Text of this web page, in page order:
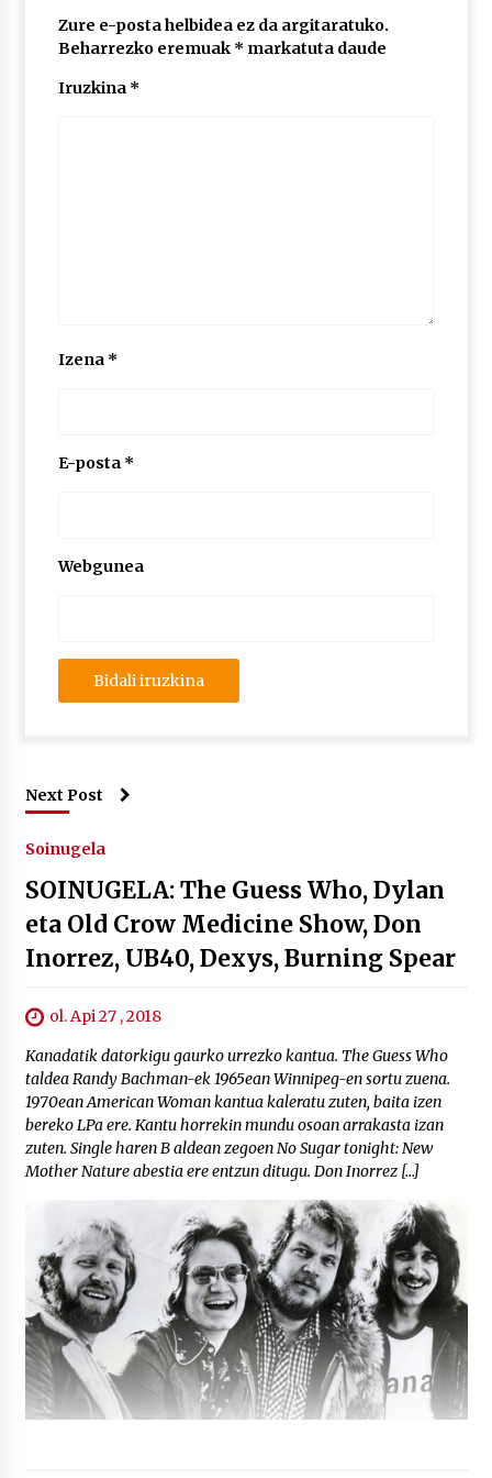
Zure e-posta helbidea ez da argitaratuko.
Beharrezko eremuak * markatuta daude
Iruzkina *
Izena *
E-posta *
Webgunea
Next Post
Soinugela
SOINUGELA: The Guess Who, Dylan
eta Old Crow Medicine Show, Don
Inorrez, UB40, Dexys, Burning Spear
ol. Api 27 , 2018
Kanadatik datorkigu gaurko urrezko kantua. The Guess Who
taldea Randy Bachman-ek 1965ean Winnipeg-en sortu zuena.
1970ean American Woman kantua kaleratu zuten, baita izen
bereko LPa ere. Kantu horrekin mundu osoan arrakasta izan
zuten. Single haren B aldean zegoen No Sugar tonight: New
Mother Nature abestia ere entzun ditugu. Don Inorrez […]